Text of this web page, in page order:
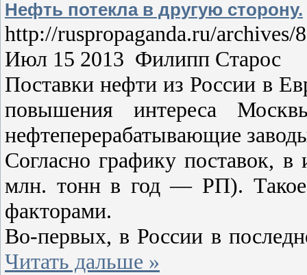
Нефть потекла в другую сторону.
http://ruspropaganda.ru/archives/
Июл 15 2013 Филипп Старос
Поставки нефти из России в
повышения интереса
нефтеперерабатывающие
Согласно графику поставок,
млн. тонн в год — РП). Такое
факторами.
Во-первых, в России в
Читать дальше »